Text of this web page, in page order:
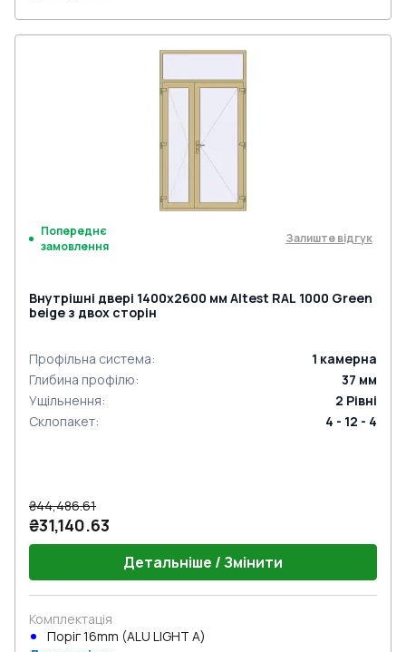
Попереднє
замовлення
Залиште відгук
Внутрішні двері 1400x2600 мм Altest RAL 1000 Green
beige з двох сторін
Профільна система: 1 камерна
Глибина профілю: 37 мм
Ущільнення: 2 Рівні
Склопакет: 4 - 12 - 4
₴44,486.61
₴31,140.63
Детальніше / Змінити
Комплектація
Поріг 16mm (ALU LIGHT A)